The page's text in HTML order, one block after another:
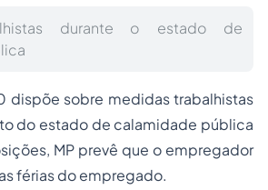
durante o estado de
sobre medidas trabalhistas
do estado de calamidade pública
MP prevê que o empregador
férias do empregado.